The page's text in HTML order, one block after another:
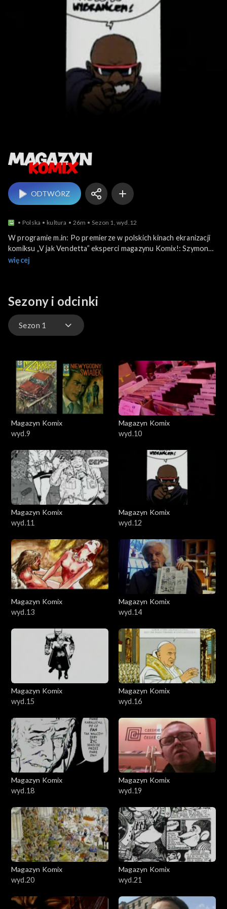
Magazyn Komix
ODTWÓRZ
Polska kultura 26m Sezon 1, wyd.12
W programie m.in: Po premierze w polskich kinach ekranizacji
komiksu „V jak Vendetta” eksperci magazynu Komix!: Szymon
Holcman oraz Wojciech Orliński zanalizują powodzenie tej
polskiego twórcy publikującego we Francji: Irka Koniora.
więcej
Sezony i odcinki
Sezon 1
Magazyn Komix
wyd.9
Magazyn Komix
wyd.10
Magazyn Komix
wyd.11
Magazyn Komix
wyd.12
Magazyn Komix
wyd.13
Magazyn Komix
wyd.14
Magazyn Komix
wyd.15
Magazyn Komix
wyd.16
Magazyn Komix
wyd.18
Magazyn Komix
wyd.19
Magazyn Komix
wyd.20
Magazyn Komix
wyd.21